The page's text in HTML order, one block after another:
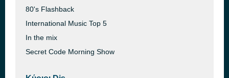
80's Flashback
International Music Top 5
In the mix
Secret Code Morning Show